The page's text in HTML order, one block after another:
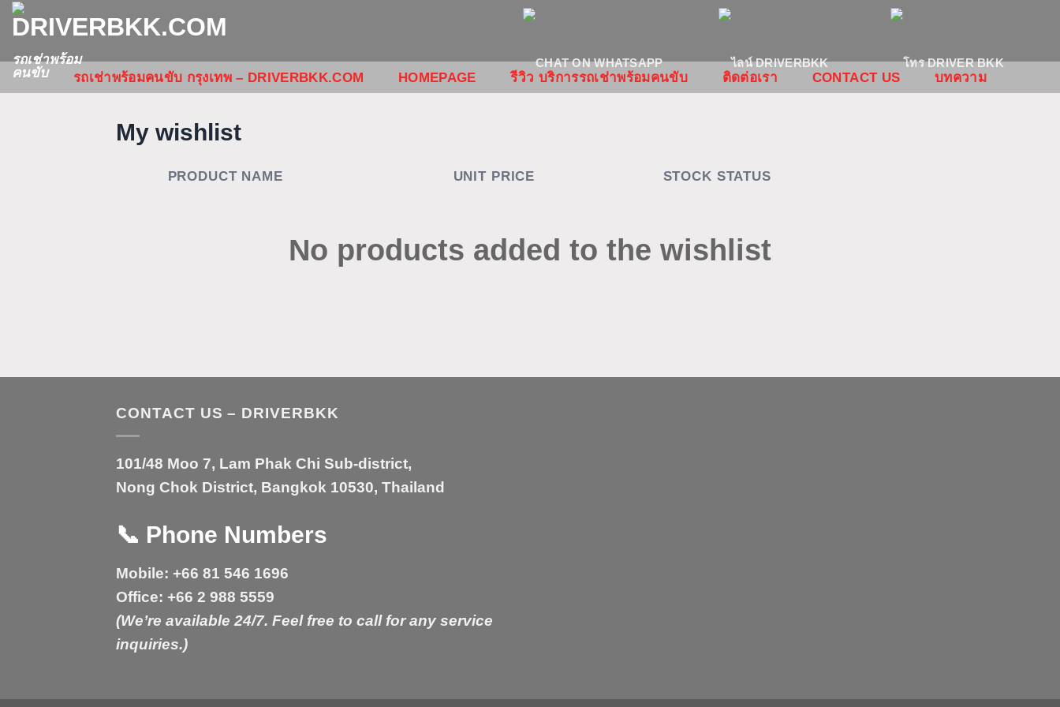
ข้าม
ไป
ยัง
เนื้อหา
รถเช่าพร้อม
คนขับ
รถเช่าพร้อมคนขับ กรุงเทพ – DRIVERBKK.COM HOMEPAGE รีวิว บริการรถเช่าพร้อมคนขับ ติดต่อเรา CONTACT US บทความ
My wishlist
PRODUCT NAME UNIT PRICE STOCK STATUS
No products added to the wishlist
CONTACT US – DRIVERBKK
101/48 Moo 7, Lam Phak Chi Sub-district,
Nong Chok District, Bangkok 10530, Thailand
📞 Phone Numbers
Mobile: +66 81 546 1696
Office: +66 2 988 5559
(We’re available 24/7. Feel free to call for any service
inquiries.)